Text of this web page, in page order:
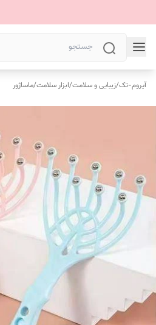
آیروم-تک/زیبایی و سلامت/ابزار سلامت/ماساژور